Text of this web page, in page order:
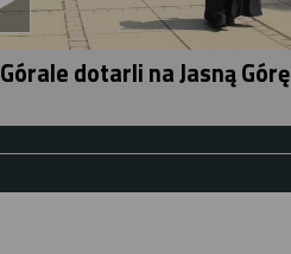
Górale dotarli na Jasną Górę